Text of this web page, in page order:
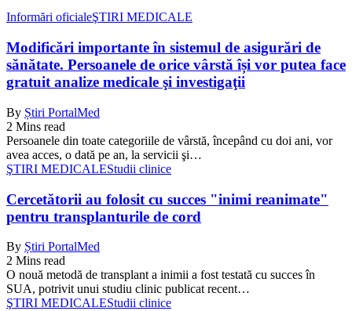
Informări oficialeŞTIRI MEDICALE
Modificări importante în sistemul de asigurări de
sănătate. Persoanele de orice vârstă își vor putea face
gratuit analize medicale şi investigaţii
By Știri PortalMed
2 Mins read
Persoanele din toate categoriile de vârstă, începând cu doi ani, vor
avea acces, o dată pe an, la servicii şi…
ŞTIRI MEDICALEStudii clinice
Cercetătorii au folosit cu succes "inimi reanimate"
pentru transplanturile de cord
By Știri PortalMed
2 Mins read
O nouă metodă de transplant a inimii a fost testată cu succes în
SUA, potrivit unui studiu clinic publicat recent…
ŞTIRI MEDICALEStudii clinice